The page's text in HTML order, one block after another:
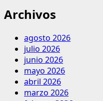
Archivos
agosto 2026
julio 2026
junio 2026
mayo 2026
abril 2026
marzo 2026